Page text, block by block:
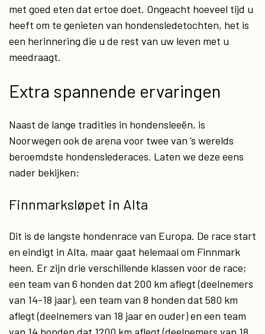
met goed eten dat ertoe doet. Ongeacht hoeveel tijd u
heeft om te genieten van hondensledetochten, het is
een herinnering die u de rest van uw leven met u
meedraagt.
Extra spannende ervaringen
Naast de lange tradities in hondensleeën, is
Noorwegen ook de arena voor twee van ’s werelds
beroemdste hondenslederaces. Laten we deze eens
nader bekijken:
Finnmarksløpet in Alta
Dit is de langste hondenrace van Europa. De race start
en eindigt in Alta, maar gaat helemaal om Finnmark
heen. Er zijn drie verschillende klassen voor de race;
een team van 6 honden dat 200 km aflegt (deelnemers
van 14-18 jaar), een team van 8 honden dat 580 km
aflegt (deelnemers van 18 jaar en ouder) en een team